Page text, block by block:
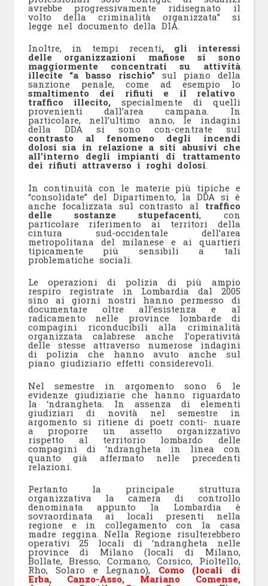
avrebbe progressivamente ridisegnato il
volto della criminalità organizzata” si
legge nel documento della DIA.
Inoltre, in tempi recenti, gli interessi
delle organizzazioni mafiose si sono
maggiormente concentrati su attività
illecite “a basso rischio” sul piano della
sanzione penale, come ad esempio lo
smaltimento dei rifiuti e il relativo
traffico illecito, specialmente di quelli
provenienti dall’area campana. In
particolare, nell’ultimo anno, le indagini
della DDA si sono con-centrate sul
contrasto al fenomeno degli incendi
dolosi sia in relazione a siti abusivi che
all’interno degli impianti di trattamento
dei rifiuti attraverso i roghi dolosi.
In continuità con le materie più tipiche e
“consolidate” del Dipartimento, la DDA si è
anche focalizzata sul contrasto al traffico
delle sostanze stupefacenti, con
particolare riferimento ai territori della
cintura sud-occidentale dell’area
metropolitana del milanese e ai quartieri
tipicamente più sensibili a tali
problematiche sociali.
Le operazioni di polizia di più ampio
respiro registrate in Lombardia dal 2005
sino ai giorni nostri hanno permesso di
documentare oltre all’esistenza e al
radicamento nelle province lombarde di
compagini riconducibili alla criminalità
organizzata calabrese anche l’operatività
delle stesse attraverso numerose indagini
di polizia che hanno avuto anche sul
piano giudiziario effetti considerevoli.
Nel semestre in argomento sono 6 le
evidenze giudiziarie che hanno riguardato
la ‘ndrangheta. In assenza di elementi
giudiziari di novità nel semestre in
argomento si ritiene di poetr conti- nuare
a proporre un assetto organizzativo
rispetto al territorio lombardo delle
compagini di ‘ndrangheta in linea con
quanto già affermato nelle precedenti
relazioni.
Pertanto la principale struttura
organizzativa la camera di controllo
denominata appunto la Lombardia è
sovraordinata ai locali presenti nella
regione e in collegamento con la casa
madre reggina. Nella Regione risulterebbero
operativi 25 locali di ‘ndrangheta nelle
province di Milano (locali di Milano,
Bollate, Bresso, Cormano, Corsico, Pioltello,
Rho, Solaro e Legnano), Como (locali di
Erba, Canzo-Asso, Mariano Comense,